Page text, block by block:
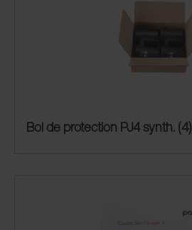
Bol de protection PJ4 synth. (4)